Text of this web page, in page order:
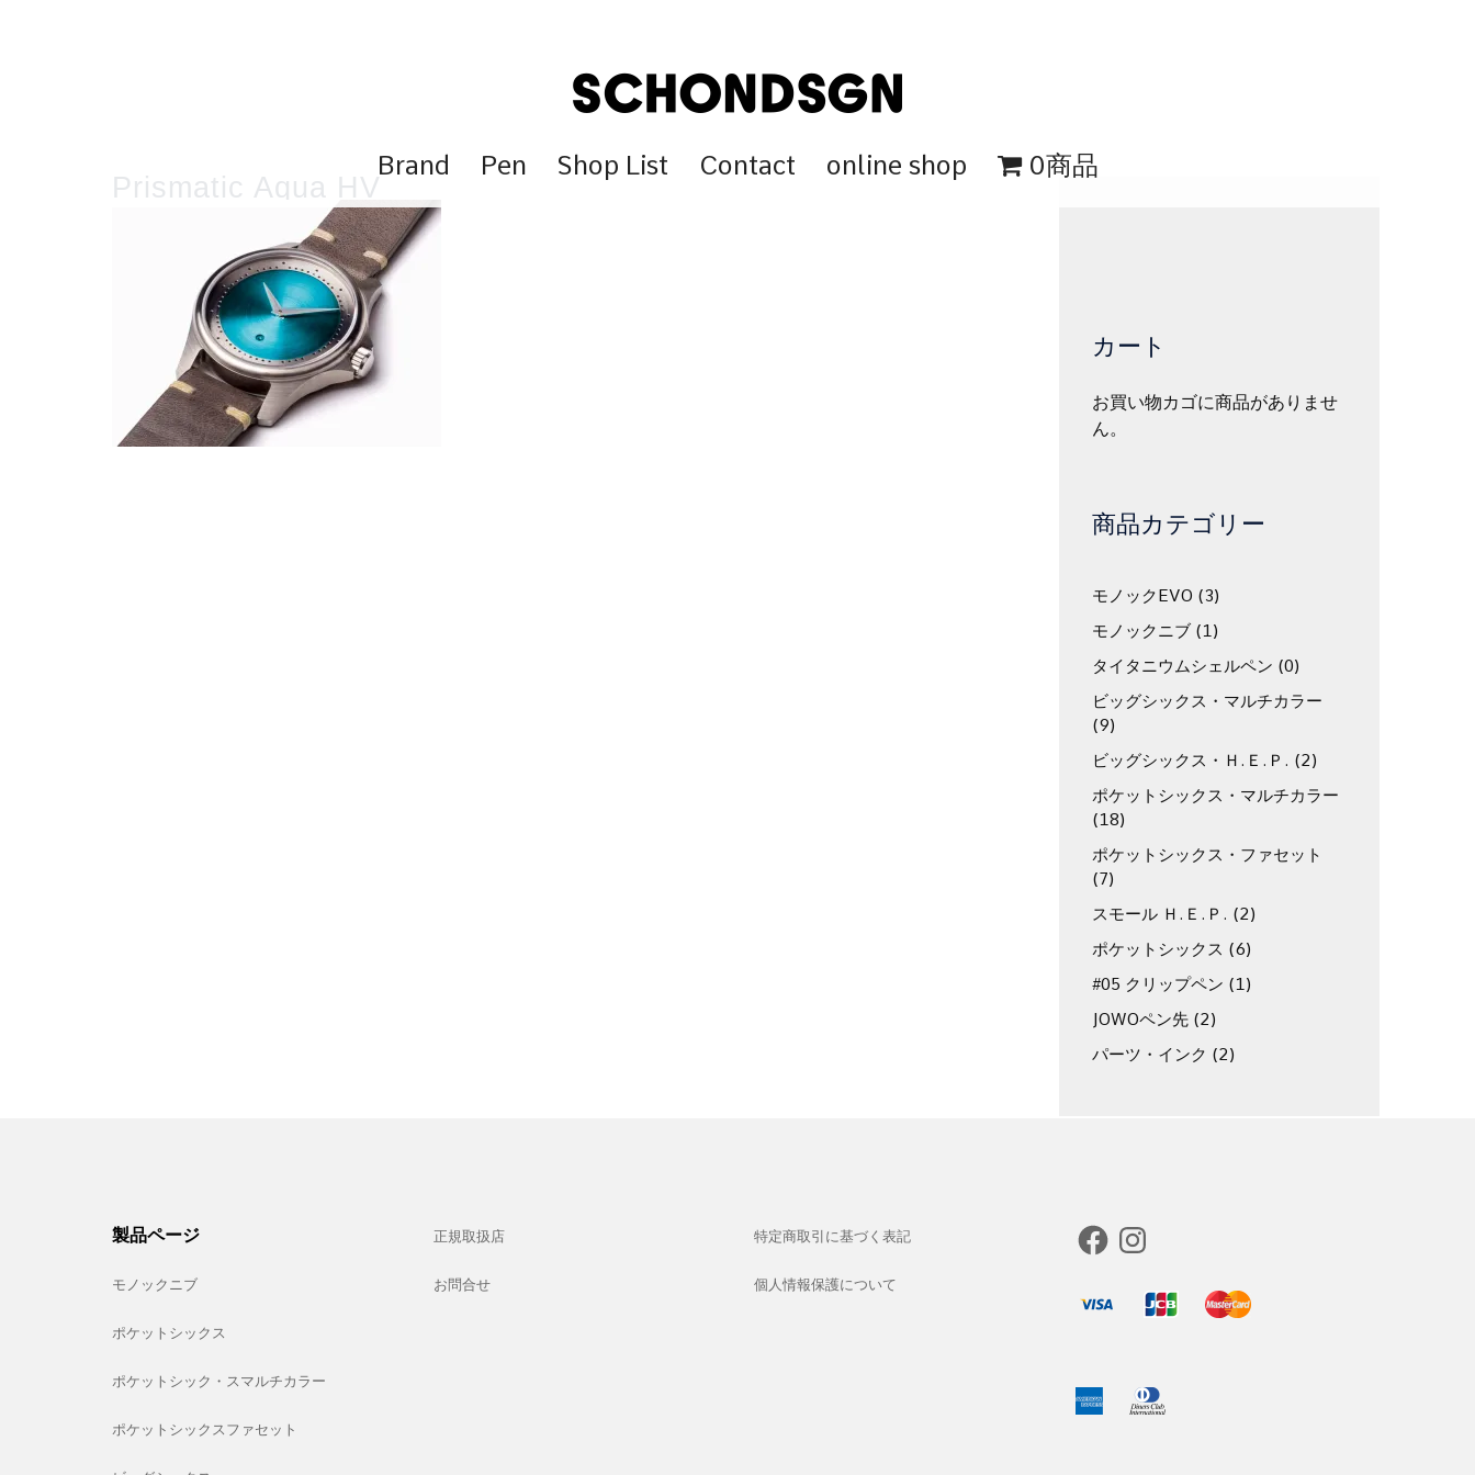
Brand Pen Shop List Contact online shop 0商品
Prismatic Aqua HV
カート
お買い物カゴに商品がありませ
ん。
商品カテゴリー
モノックEVO (3)
モノックニブ (1)
タイタニウムシェルペン (0)
ビッグシックス・マルチカラー
(9)
ビッグシックス・Ｈ.Ｅ.Ｐ. (2)
ポケットシックス・マルチカラー
(18)
ポケットシックス・ファセット
(7)
スモール Ｈ.Ｅ.Ｐ. (2)
ポケットシックス (6)
#05 クリップペン (1)
JOWOペン先 (2)
パーツ・インク (2)
製品ページ
モノックニブ
ポケットシックス
ポケットシック・スマルチカラー
ポケットシックスファセット
正規取扱店
お問合せ
特定商取引に基づく表記
個人情報保護について
FacebookInstagram